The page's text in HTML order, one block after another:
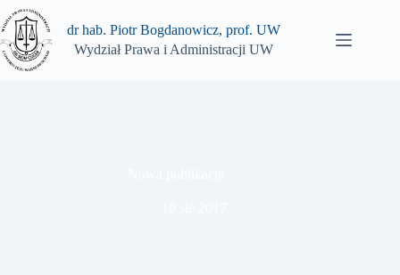
Przejdź
do
treści
dr hab. Piotr Bogdanowicz, prof. UW
Wydział Prawa i Administracji UW